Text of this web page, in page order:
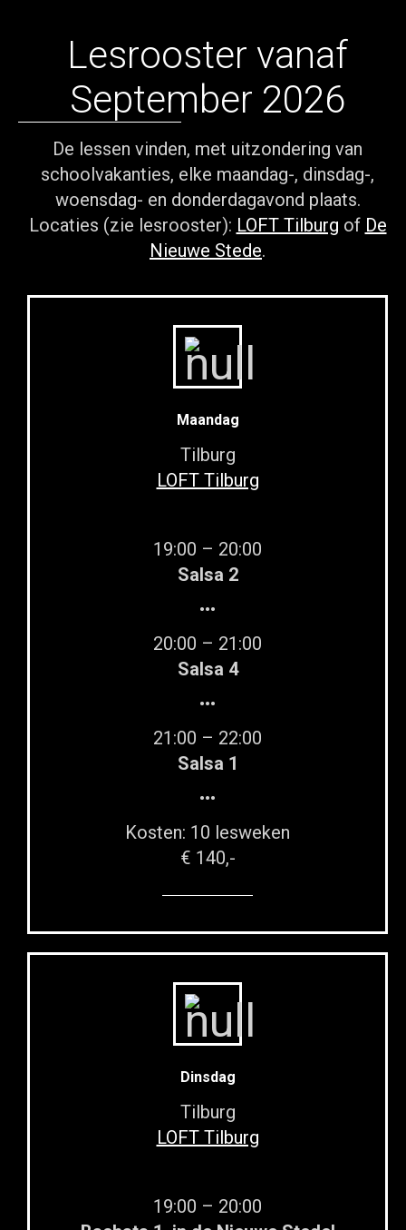
Lesrooster vanaf
September 2026
De lessen vinden, met uitzondering van
schoolvakanties, elke maandag-, dinsdag-,
woensdag- en donderdagavond plaats.
Locaties (zie lesrooster): LOFT Tilburg of De
Nieuwe Stede.
Maandag
Tilburg
LOFT Tilburg
19:00 – 20:00
Salsa 2
•••
20:00 – 21:00
Salsa 4
•••
21:00 – 22:00
Salsa 1
•••
Kosten: 10 lesweken
€ 140,-
Dinsdag
Tilburg
LOFT Tilburg
19:00 – 20:00